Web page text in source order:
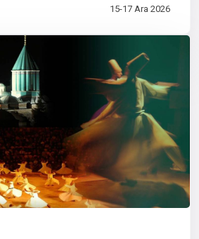
15-17 Ara 2026